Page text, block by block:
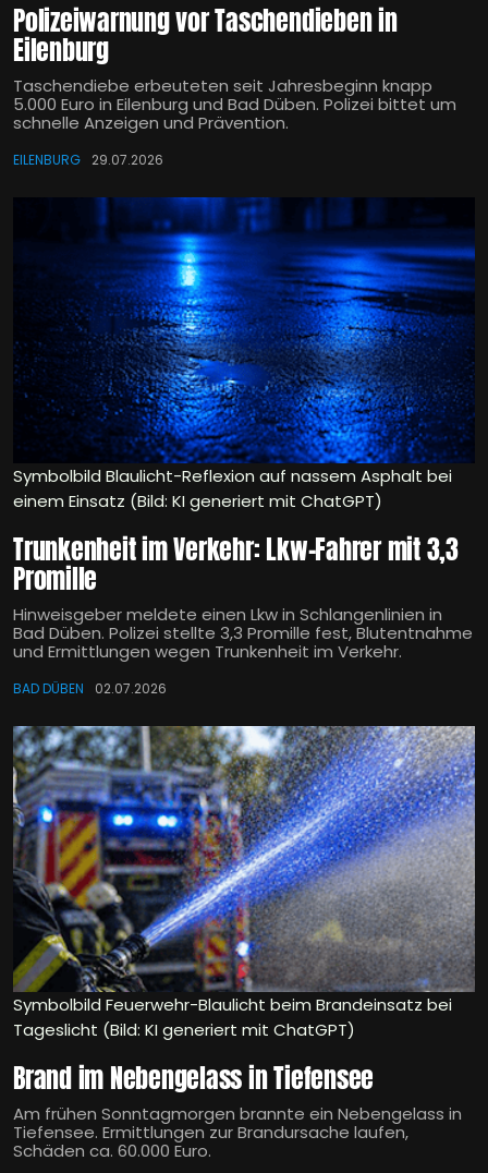
Polizeiwarnung vor Taschendieben in
Eilenburg
Taschendiebe erbeuteten seit Jahresbeginn knapp
5.000 Euro in Eilenburg und Bad Düben. Polizei bittet um
schnelle Anzeigen und Prävention.
EILENBURG 29.07.2026
Symbolbild Blaulicht-Reflexion auf nassem Asphalt bei
einem Einsatz (Bild: KI generiert mit ChatGPT)
Trunkenheit im Verkehr: Lkw-Fahrer mit 3,3
Promille
Hinweisgeber meldete einen Lkw in Schlangenlinien in
Bad Düben. Polizei stellte 3,3 Promille fest, Blutentnahme
und Ermittlungen wegen Trunkenheit im Verkehr.
BAD DÜBEN 02.07.2026
Symbolbild Feuerwehr-Blaulicht beim Brandeinsatz bei
Tageslicht (Bild: KI generiert mit ChatGPT)
Brand im Nebengelass in Tiefensee
Am frühen Sonntagmorgen brannte ein Nebengelass in
Tiefensee. Ermittlungen zur Brandursache laufen,
Schäden ca. 60.000 Euro.